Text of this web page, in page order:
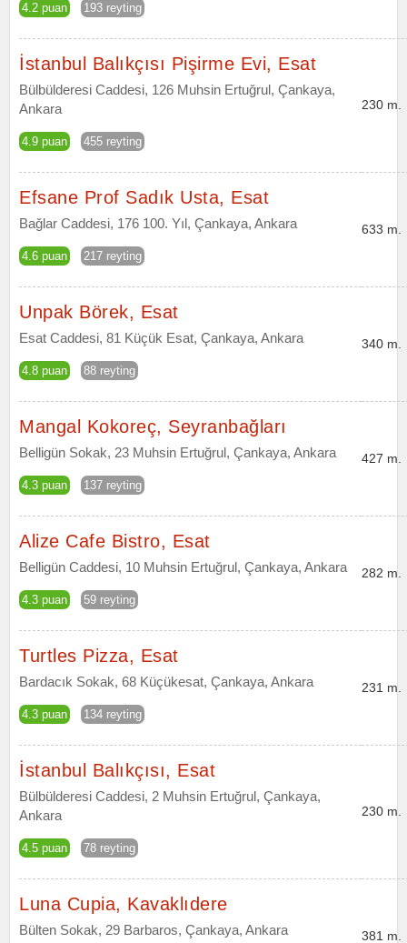
4.2 puan 193 reyting
İstanbul Balıkçısı Pişirme Evi, Esat
Bülbülderesi Caddesi, 126 Muhsin Ertuğrul, Çankaya,
Ankara
4.9 puan 455 reyting
230 m.
Efsane Prof Sadık Usta, Esat
Bağlar Caddesi, 176 100. Yıl, Çankaya, Ankara
4.6 puan 217 reyting
633 m.
Unpak Börek, Esat
Esat Caddesi, 81 Küçük Esat, Çankaya, Ankara
4.8 puan 88 reyting
340 m.
Mangal Kokoreç, Seyranbağları
Belligün Sokak, 23 Muhsin Ertuğrul, Çankaya, Ankara
4.3 puan 137 reyting
427 m.
Alize Cafe Bistro, Esat
Belligün Caddesi, 10 Muhsin Ertuğrul, Çankaya, Ankara
4.3 puan 59 reyting
282 m.
Turtles Pizza, Esat
Bardacık Sokak, 68 Küçükesat, Çankaya, Ankara
4.3 puan 134 reyting
231 m.
İstanbul Balıkçısı, Esat
Bülbülderesi Caddesi, 2 Muhsin Ertuğrul, Çankaya,
Ankara
4.5 puan 78 reyting
230 m.
Luna Cupia, Kavaklıdere
Bülten Sokak, 29 Barbaros, Çankaya, Ankara 381 m.